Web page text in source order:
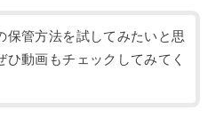
保管方法を試してみたいと思
ひ動画もチェックしてみてく